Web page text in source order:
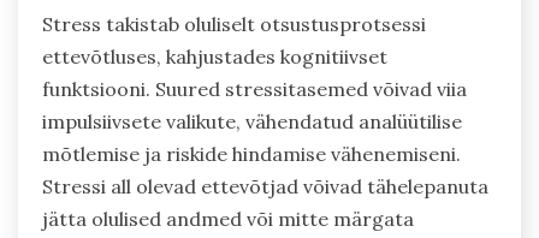
Stress takistab oluliselt otsustusprotsessi
ettevõtluses, kahjustades kognitiivset
funktsiooni. Suured stressitasemed võivad viia
impulsiivsete valikute, vähendatud analüütilise
mõtlemise ja riskide hindamise vähenemiseni.
Stressi all olevad ettevõtjad võivad tähelepanuta
jätta olulised andmed või mitte märgata